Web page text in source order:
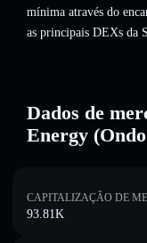
mínima através do
as principais DEXs da
Dados de
Energy
CAPITALIZAÇÃO DE
93.81K